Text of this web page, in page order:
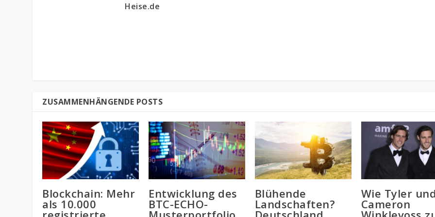
Heise.de
ZUSAMMENHÄNGENDE POSTS
Blockchain: Mehr
als 10.000
Entwicklung des
BTC-ECHO-
Blühende
Landschaften?
Wie Tyler
Cameron